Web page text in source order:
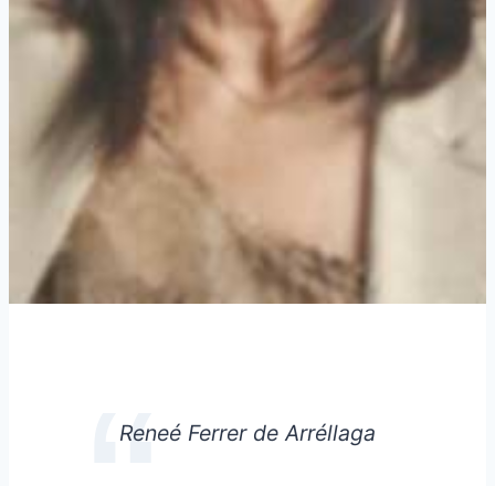
Reneé Ferrer de Arréllaga